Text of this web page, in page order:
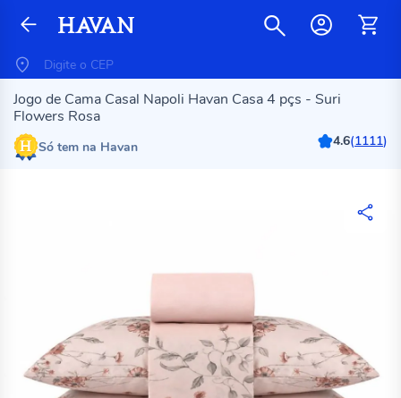
Jogo de Cama Casal Napoli Havan Casa 4 pçs - Suri
Flowers Rosa
Só tem na Havan 4.6(1111)